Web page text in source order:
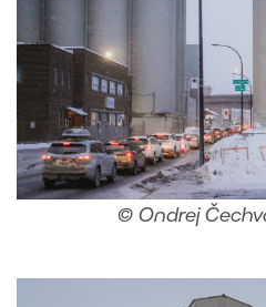
© Ondrej